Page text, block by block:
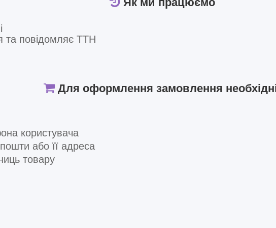
повідомляє ТТН
Для оформлення замовлення
користувача
або її адреса
товару